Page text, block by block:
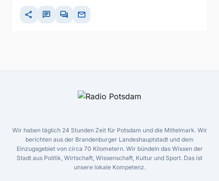
share chat forum mail
Wir haben täglich 24 Stunden Zeit für Potsdam und die Mittelmark. Wir
berichten aus der Brandenburger Landeshauptstadt und dem
Einzugsgebiet von circa 70 Kilometern. Wir bündeln das Wissen der
Stadt aus Politik, Wirtschaft, Wissenschaft, Kultur und Sport. Das ist
unsere lokale Kompetenz.